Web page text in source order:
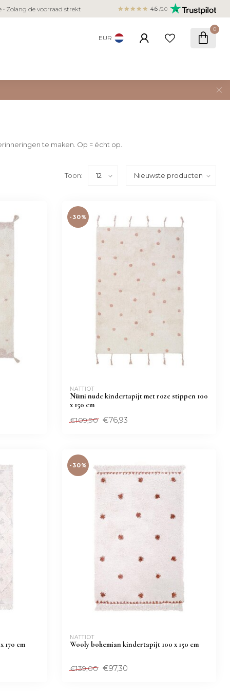
• Zolang de voorraad strekt Veilig betalen met iDEAL, Bancontact,
creditcard 4.6 /5.0
EUR
0
te maken. Op = écht op.
Toon:
-30%
NATTIOT
Nümi nude kindertapijt met roze stippen 100
x 150 cm
€109,90 €76,93
170 cm
-30%
NATTIOT
Wooly bohemian kindertapijt 100 x 150 cm
€139,00 €97,30